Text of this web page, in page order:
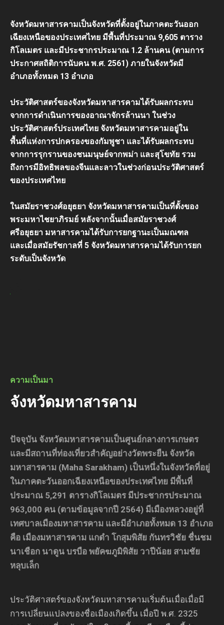
จังหวัดมหาสารคามเป็นจังหวัดที่ตั้งอยู่ในภาคตะวันออก
เฉียงเหนือของประเทศไทย มีพื้นที่ประมาณ 9,605 ตาราง
กิโลเมตร และมีประชากรประมาณ 1.2 ล้านคน (ตามการ
ประกาศสถิติการนับคน พ.ศ. 2561) ภายในจังหวัดมี
อำเภอทั้งหมด 13 อำเภอ
ประวัติศาสตร์ของจังหวัดมหาสารคามได้รับผลกระทบ
จากการดำเนินการของอาณาจักรล้านนา ในช่วง
ประวัติศาสตร์ประเทศไทย จังหวัดมหาสารคามอยู่ใน
พื้นที่แห่งการปกครองของกัมพูชา และได้รับผลกระทบ
จากการรุกรานของชนมนุษย์จากพม่า และสุโขทัย รวม
ถึงการมีอิทธิพลของจีนและลาวในช่วงก่อนประวัติศาสตร์
ของประเทศไทย
ในสมัยราชวงศ์อยุธยา จังหวัดมหาสารคามเป็นที่ตั้งของ
พระมหาไชยาภิรมย์ หลังจากนั้นเมื่อสมัยราชวงศ์
ศรีอยุธยา มหาสารคามได้รับการยกฐานะเป็นมณฑล
และเมื่อสมัยรัชกาลที่ 5 จังหวัดมหาสารคามได้รับการยก
ระดับเป็นจังหวัด
ความเป็นมา
จังหวัดมหาสารคาม
ปัจจุบัน จังหวัดมหาสารคามเป็นศูนย์กลางการเกษตร
และมีสถานที่ท่องเที่ยวสำคัญอย่างวัดพระยืน จังหวัด
มหาสารคาม (Maha Sarakham) เป็นหนึ่งในจังหวัดที่อยู่
ในภาคตะวันออกเฉียงเหนือของประเทศไทย มีพื้นที่
ประมาณ 5,291 ตารางกิโลเมตร มีประชากรประมาณ
963,000 คน (ตามข้อมูลจากปี 2564) มีเมืองหลวงอยู่ที่
เทศบาลเมืองมหาสารคาม และมีอำเภอทั้งหมด 13 อำเภอ
คือ เมืองมหาสารคาม แกดำ โกสุมพิสัย กันทรวิชัย ชื่นชม
นาเชือก นาดูน บรบือ พยัคฆภูมิพิสัย วาปีน้อย สามชัย
หลุบเล็ก
ประวัติศาสตร์ของจังหวัดมหาสารคามเริ่มต้นเมื่อเมื่อมี
การเปลี่ยนแปลงของชื่อเมืองเกิดขึ้น เมื่อปี พ.ศ. 2325